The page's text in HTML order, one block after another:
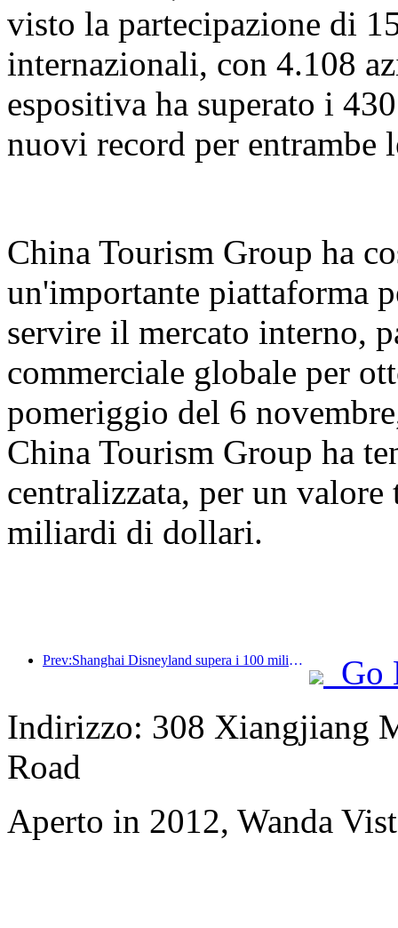
visto la partecipazione di
internazionali, con 4.108
espositiva ha superato i
nuovi record per entrambe
China Tourism Group ha
un'importante piattaforma
servire il mercato interno,
commerciale globale per
pomeriggio del 6
China Tourism Group ha
centralizzata, per un
miliardi di dollari.
Prev:Shanghai Disneyland supera i 100 milioni di visitatori e si espanderà con un quarto hotel a tema.
Go
Indirizzo: 308 Xiangjiang
Road
Aperto in 2012, Wanda